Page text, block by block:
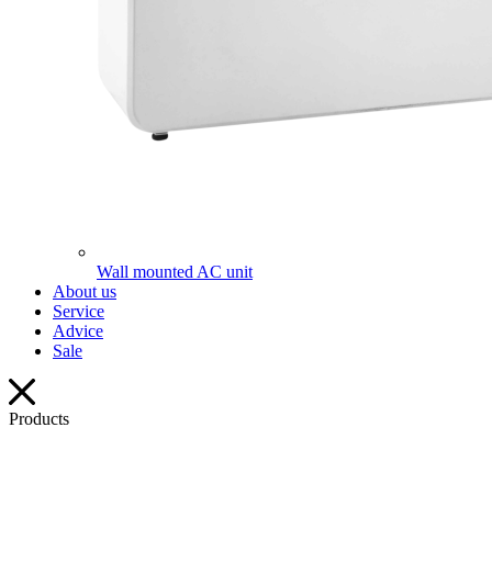
Wall mounted AC unit
About us
Service
Advice
Sale
Products